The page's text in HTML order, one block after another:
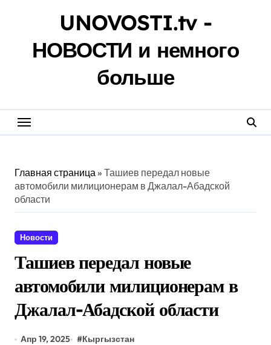
UNOVOSTI.tv -
НОВОСТИ и немного
больше
Главная страница» Ташиев передал новые
автомобили милиционерам в Джалал-Абадской
области
Новости
Ташиев передал новые
автомобили милиционерам в
Джалал-Абадской области
Апр 19, 2025 #Кыргызстан